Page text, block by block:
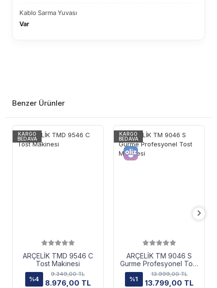
Kablo Sarma Yuvası
Var
Benzer Ürünler
KARGO
BEDAVA
ARÇELİK TMD 9546 C
Tost Makinesi
%4
9.349,00 TL
8.976,00 TL
KARGO
BEDAVA
ARÇELİK TM 9046 S
Gurme Profesyonel Tost
Makinesi
%1
13.999,00 TL
13.799,00 TL